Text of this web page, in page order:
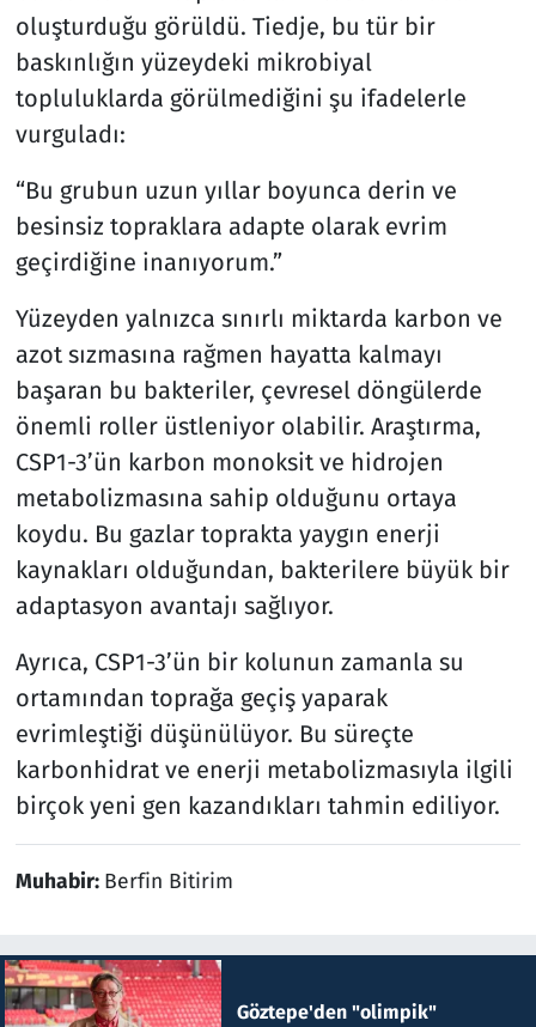
oluşturduğu görüldü. Tiedje, bu tür bir
baskınlığın yüzeydeki mikrobiyal
topluluklarda görülmediğini şu ifadelerle
vurguladı:
“Bu grubun uzun yıllar boyunca derin ve
besinsiz topraklara adapte olarak evrim
geçirdiğine inanıyorum.”
Yüzeyden yalnızca sınırlı miktarda karbon ve
azot sızmasına rağmen hayatta kalmayı
başaran bu bakteriler, çevresel döngülerde
önemli roller üstleniyor olabilir. Araştırma,
CSP1-3’ün karbon monoksit ve hidrojen
metabolizmasına sahip olduğunu ortaya
koydu. Bu gazlar toprakta yaygın enerji
kaynakları olduğundan, bakterilere büyük bir
adaptasyon avantajı sağlıyor.
Ayrıca, CSP1-3’ün bir kolunun zamanla su
ortamından toprağa geçiş yaparak
evrimleştiği düşünülüyor. Bu süreçte
karbonhidrat ve enerji metabolizmasıyla ilgili
birçok yeni gen kazandıkları tahmin ediliyor.
Muhabir: Berfin Bitirim
Göztepe'den "olimpik"